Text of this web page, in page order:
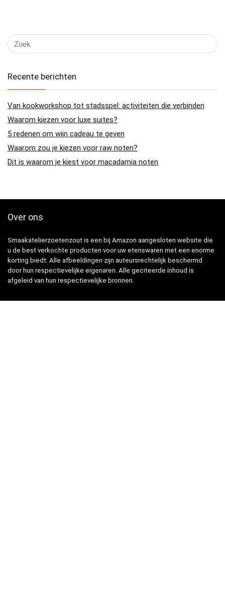
Recente berichten
Van kookworkshop tot stadsspel: activiteiten die verbinden
Waarom kiezen voor luxe suites?
5 redenen om wijn cadeau te geven
Waarom zou je kiezen voor raw noten?
Dit is waarom je kiest voor macadamia noten
Over ons
Smaakatelierzoetenzout is een bij Amazon aangesloten website die
u de best verkochte producten voor uw etenswaren met een enorme
korting biedt. Alle afbeeldingen zijn auteursrechtelijk beschermd
door hun respectievelijke eigenaren. Alle geciteerde inhoud is
afgeleid van hun respectievelijke bronnen.